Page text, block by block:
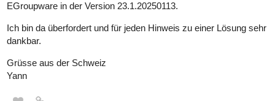
EGroupware in der Version 23.1.20250113.
Ich bin da überfordert und für jeden Hinweis zu einer Lösung sehr
dankbar.
Grüsse aus der Schweiz
Yann